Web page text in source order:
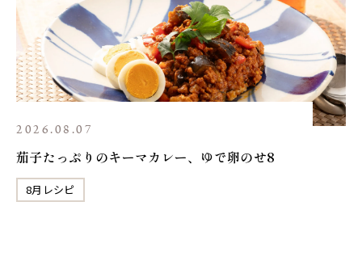
2026.08.07
茄子たっぷりのキーマカレー、ゆで卵のせ8
8月レシピ